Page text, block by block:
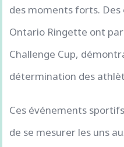
des moments forts.
Ontario Ringette ont
Challenge Cup,
détermination des
Ces événements
de se mesurer les uns